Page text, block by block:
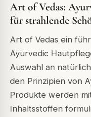
Art of Vedas:
für strahlende
Art of Vedas ein
Ayurvedic
Auswahl an
den Prinzipien von
Produkte werden
Inhaltsstoffen